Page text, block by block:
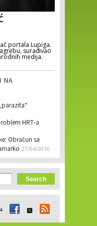
portala Lupiga.
surađivao
medija.
NA
HRT-a
Obračun sa
27/04/2016